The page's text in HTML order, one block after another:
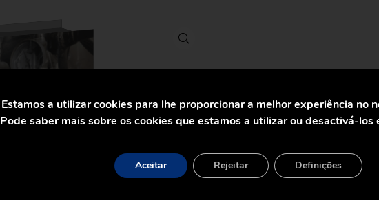
🔍
Um guia prático para
vapor na indústria de
riscos de não ter
alimentos e bebidas, que
engenheiros do setor.
Estamos a utilizar cookies para lhe proporcionar a melhor experiência no
Pode saber mais sobre os cookies que estamos a utilizar ou desactivá-los
Aceitar Rejeitar Definições